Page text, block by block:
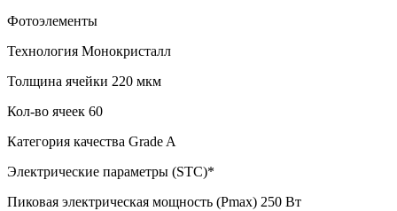
Фотоэлементы
Технология Монокристалл
Толщина ячейки 220 мкм
Кол-во ячеек 60
Категория качества Grade A
Электрические параметры (STC)*
Пиковая электрическая мощность (Pmax) 250 Вт